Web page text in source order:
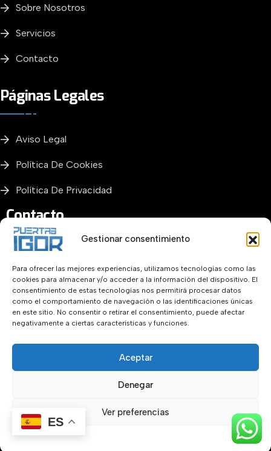
Gestionar consentimiento
Para ofrecer las mejores experiencias, utilizamos tecnologías como las
cookies para almacenar y/o acceder a la información del dispositivo. El
consentimiento de estas tecnologías nos permitirá procesar datos
como el comportamiento de navegación o las identificaciones únicas
en este sitio. No consentir o retirar el consentimiento, puede afectar
negativamente a ciertas características y funciones.
Aceptar
Denegar
Ver preferencias
Sobre Nosotros
Servicios
Contacto
Páginas Legales
Aviso Legal
Política De Cookies
Política De Privacidad
Contacto
+34 655331241
Llámanos para obtener ayuda
Info@puertasigor.es
Envíenos un correo electrónico aquí
ES